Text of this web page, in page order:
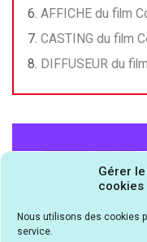
Gérer
cookies
Nous utilisons des cookies
service.
AFFICHE du film
CASTING du film
DIFFUSEUR du